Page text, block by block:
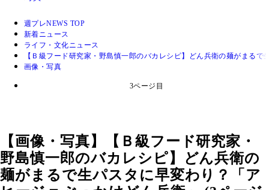
週プレNEWS TOP
新着ニュース
ライフ・文化ニュース
【Ｂ級フード研究家・野島慎一郎のバカレシピ】どん兵衛の麺がまる
画像・写真
3ページ目
【画像・写真】【Ｂ級フード研究家・
野島慎一郎のバカレシピ】どん兵衛の
麺がまるで生パスタに早変わり？「ア